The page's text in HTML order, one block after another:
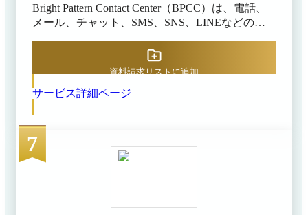
Bright Pattern Contact Center（BPCC）は、電話、
メール、チャット、SMS、SNS、LINEなどの顧
ター運営を“運営”から再設計するAIコンタクトセ
ンタープラットフォームです。 着信時のポップ
の応対の一元管理、履歴表示といったオムニチャ
必要な情報に即座にアクセスできる環境を提供し
ます。 さらに、AIによる音声テキスト化、要
約、回答支援、品質評価、WFMを通じて、応対
負荷の軽減と継続的な運営改善を支援。 人材不
に対応し、センター全体の生産性向上とCX改善
サービス詳細ページ
資料請求リストに追加
7